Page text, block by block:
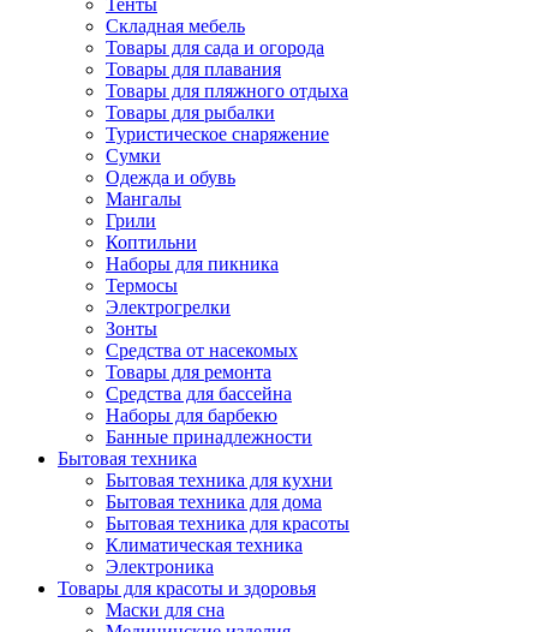
Тенты
Складная мебель
Товары для сада и огорода
Товары для плавания
Товары для пляжного отдыха
Товары для рыбалки
Туристическое снаряжение
Сумки
Одежда и обувь
Мангалы
Грили
Коптильни
Наборы для пикника
Термосы
Электрогрелки
Зонты
Средства от насекомых
Товары для ремонта
Средства для бассейна
Наборы для барбекю
Банные принадлежности
Бытовая техника
Бытовая техника для кухни
Бытовая техника для дома
Бытовая техника для красоты
Климатическая техника
Электроника
Товары для красоты и здоровья
Маски для сна